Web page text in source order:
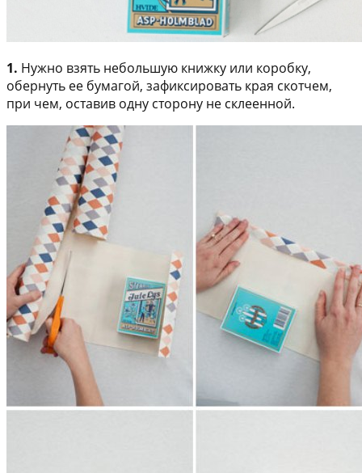
1. Нужно взять небольшую книжку или коробку,
обернуть ее бумагой, зафиксировать края скотчем,
при чем, оставив одну сторону не склеенной.